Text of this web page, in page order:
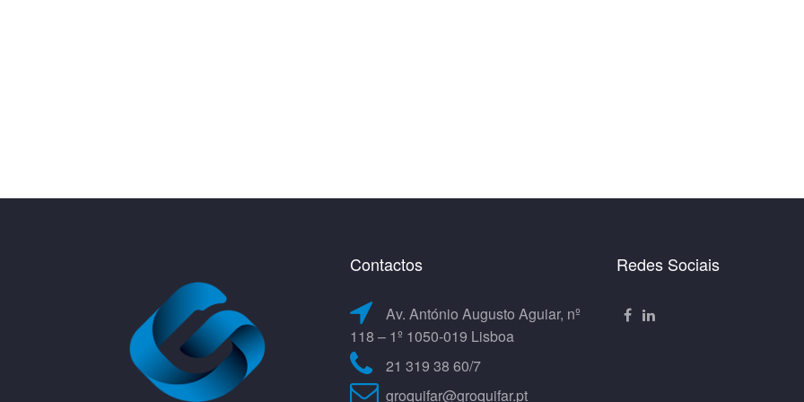
Contactos
Av. António Augusto Aguiar, nº
118 – 1º 1050-019 Lisboa
21 319 38 60/7
groquifar@groquifar.pt
Redes Sociais